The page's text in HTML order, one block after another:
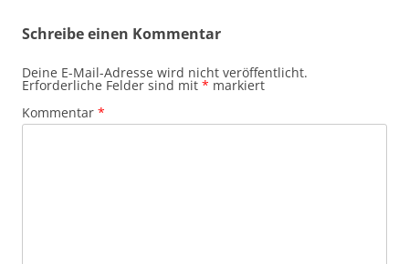
Schreibe einen Kommentar
Deine E-Mail-Adresse wird nicht veröffentlicht.
Erforderliche Felder sind mit * markiert
Kommentar *